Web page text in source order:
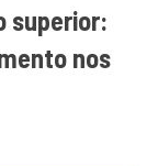
superior:
nos